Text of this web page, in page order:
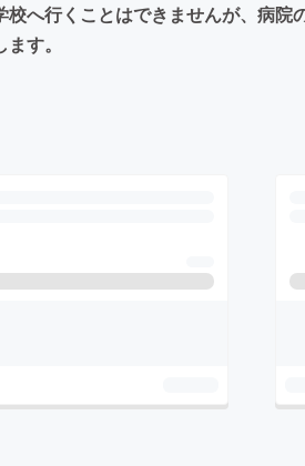
へ行くことはできませんが、病院
す。